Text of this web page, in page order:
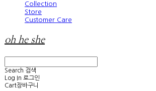
Collection
Store
Customer Care
oh he she
Search 검색
Log In 로그인
Cart장바구니